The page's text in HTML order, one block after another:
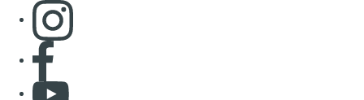
Consulter page Instagram
Consulter page Facebook
Consulter Youtube